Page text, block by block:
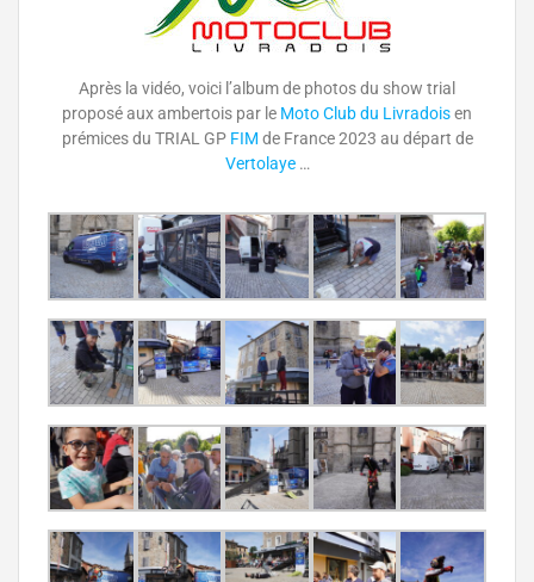
Après la vidéo, voici l’album de photos du show trial
proposé aux ambertois par le Moto Club du Livradoisen
prémices du TRIAL GP FIM de France 2023 au départ de
Vertolaye…